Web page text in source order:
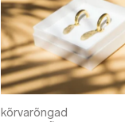
kõrvarõngad